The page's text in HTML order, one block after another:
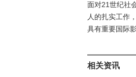
面对21世纪社
人的扎实工作
具有重要国际
相关资讯